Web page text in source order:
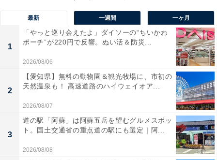
路線名が縦に並んでいる場合は、1番近い路線が上になる
しばらく進むと、縦に並んだ案内表記もあった。そちら
は、上から東西線、そして半蔵門線が次に書いてあっ
た。通路の関係で丸ノ内線乗り場の方が遠くなったた
め、順番が入れ替わったのだろう。
最新 一週間 一ヶ月
1
「やっと巡り会えたよ」ダイソーの“ちいかわ
ポーチ”が220円で反響。ぬい活＆防災...
2026/08/06
2
【愛知県】無料の動物園＆観光牧場に、市初の
天然温泉も！ 高速道路のハイウェイオア...
2026/08/07
3
道の駅「阿蘇」は阿蘇五岳を望むグルメスポッ
ト。国土交通省の重点道の駅にも選定｜阿...
2026/08/08